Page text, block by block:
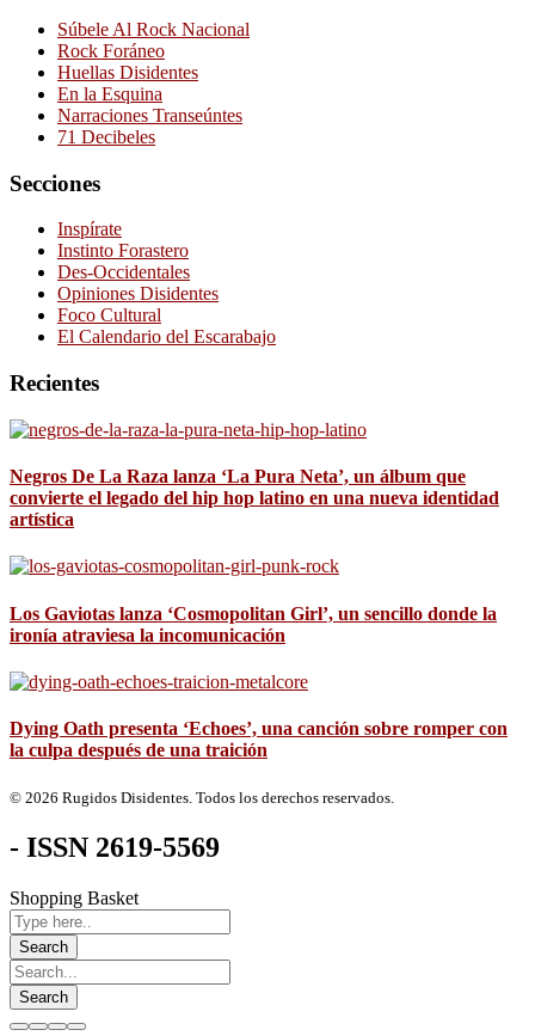
Súbele Al Rock Nacional
Rock Foráneo
Huellas Disidentes
En la Esquina
Narraciones Transeúntes
71 Decibeles
Secciones
Inspírate
Instinto Forastero
Des-Occidentales
Opiniones Disidentes
Foco Cultural
El Calendario del Escarabajo
Recientes
Negros De La Raza lanza ‘La Pura Neta’, un álbum que
convierte el legado del hip hop latino en una nueva identidad
artística
Los Gaviotas lanza ‘Cosmopolitan Girl’, un sencillo donde la
ironía atraviesa la incomunicación
Dying Oath presenta ‘Echoes’, una canción sobre romper con
la culpa después de una traición
© 2026 Rugidos Disidentes. Todos los derechos reservados.
- ISSN 2619-5569
Shopping Basket